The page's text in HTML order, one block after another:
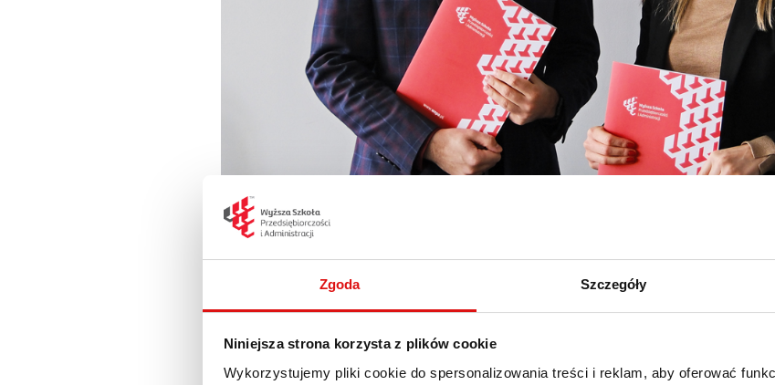
Zgoda Szczegóły
Niniejsza strona korzysta z plików cookie
Wykorzystujemy pliki cookie do spersonalizowania treści i reklam, aby oferować